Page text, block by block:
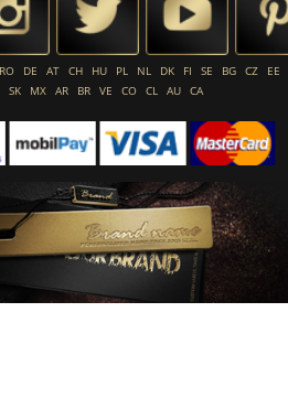
RO DE AT CH HU PL NL DK FI SE BG CZ
EE
SK MX AR BR VE CO CL AU CA